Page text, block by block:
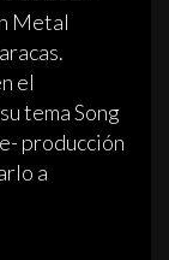
Metal
el
tema Song
producción
a